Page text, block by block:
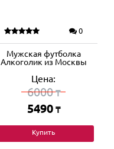
0
Мужская футболка
Алкоголик из Москвы
Цена:
6000₸
5490 ₸
Купить